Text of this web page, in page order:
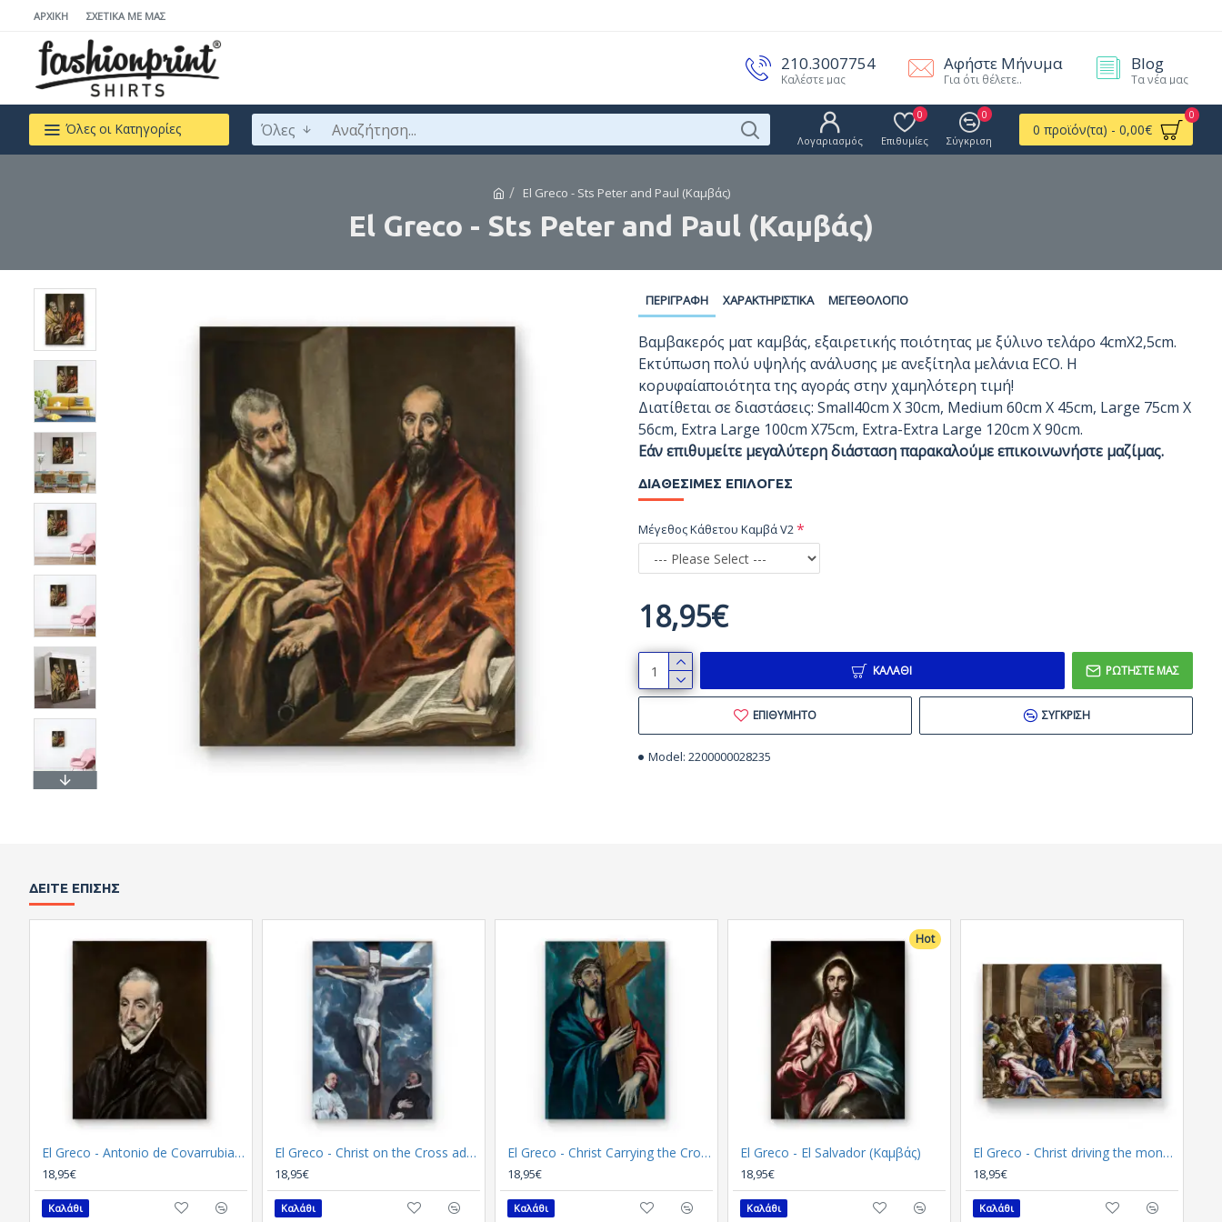
ΑΡΧΙΚΉ ΣΧΕΤΙΚΆ ΜΕ ΜΆΣ
210.3007754
Καλέστε μας
Αφήστε Μήνυμα
Για ότι θέλετε..
Blog
Τα νέα μας
Όλες οι Κατηγορίες Όλες
Λογαριασμός Επιθυμίες
0
Σύγκριση
0
0 προϊόν(τα) - 0,00€
0
El Greco - Sts Peter and Paul (Καμβάς)
El Greco - Sts Peter and Paul (Καμβάς)
ΠΕΡΙΓΡΑΦΉ ΧΑΡΑΚΤΗΡΙΣΤΙΚΆ ΜΕΓΕΘΟΛΌΓΙΟ
Βαμβακερός ματ καμβάς, εξαιρετικής ποιότητας με ξύλινο τελάρο 4cmΧ2,5cm.
Εκτύπωση πολύ υψηλής ανάλυσης με ανεξίτηλα μελάνια ECO. Η
κορυφαίαποιότητα της αγοράς στην χαμηλότερη τιμή!
Διατίθεται σε διαστάσεις: Small40cm X 30cm, Medium 60cm X 45cm, Large 75cm X
56cm, Extra Large 100cm X75cm, Extra-Extra Large 120cm X 90cm.
Εάν επιθυμείτε μεγαλύτερη διάσταση παρακαλούμε επικοινωνήστε μαζίμας.
Model: 2200000028235
18,95€
ΔΙΑΘΈΣΙΜΕΣ ΕΠΙΛΟΓΈΣ
Μέγεθος Κάθετου Καμβά V2
ΚΑΛΆΘΙ ΡΩΤΉΣΤΕ ΜΑΣ
ΕΠΙΘΥΜΗΤΌ ΣΎΓΚΡΙΣΗ
ΔΕΊΤΕ ΕΠΊΣΗΣ
El Greco - Antonio de Covarrubias(Καμβάς)
18,95€
Καλάθι
El Greco - Christ on the Cross adored by two Donor (Καμβάς)
18,95€
Καλάθι
El Greco - Christ Carrying the Cross (Καμβάς)
18,95€
Καλάθι
Hot
El Greco - El Salvador (Καμβάς)
18,95€
Καλάθι
El Greco - Christ driving the money-changers from the Temple (Καμβάς)
18,95€
Καλάθι